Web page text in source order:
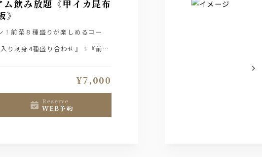
飲み放題《甲イカ昆布
前菜８種盛りが楽しめるコー
り刺身4種盛り合わせ』！『前菜
¥7,000
reserve
WEB予約